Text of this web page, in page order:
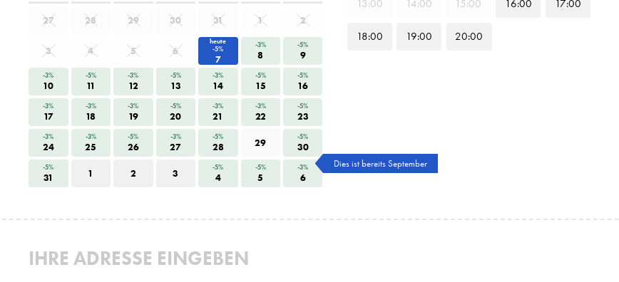
27 28 29 30 31 1 2
3 4 5 6
heute
-5%
7
-3%
8
-5%
9
-3%
10
-5%
11
-3%
12
-5%
13
-3%
14
-5%
15
-5%
16
-3%
17
-3%
18
-3%
19
-5%
20
-3%
21
-3%
22
-5%
23
-3%
24
-3%
25
-5%
26
-3%
27
-5%
28 29 -5%
30
-5%
31 1 2 3 -5%
4
-5%
5
-3%
6
Dies ist bereits September
13:00 14:00 15:00 16:00 17:00
18:00 19:00 20:00
IHRE ADRESSE EINGEBEN